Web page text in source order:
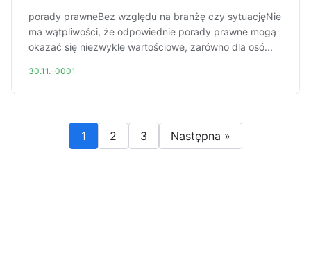
porady prawneBez względu na branżę czy sytuacjęNie
ma wątpliwości, że odpowiednie porady prawne mogą
okazać się niezwykle wartościowe, zarówno dla osó...
30.11.-0001
1 2 3 Następna »